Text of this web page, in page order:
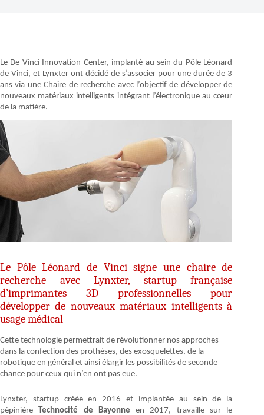
Le De Vinci Innovation Center, implanté au sein du Pôle Léonard
de Vinci, et Lynxter ont décidé de s’associer pour une durée de 3
ans via une Chaire de recherche avec l’objectif de développer de
nouveaux matériaux intelligents intégrant l’électronique au cœur
de la matière.
Le Pôle Léonard de Vinci signe une chaire de
recherche avec Lynxter, startup française
d’imprimantes 3D professionnelles pour
développer de nouveaux matériaux intelligents à
usage médical
Cette technologie permettrait de révolutionner nos approches
dans la confection des prothèses, des exosquelettes, de la
robotique en général et ainsi élargir les possibilités de seconde
chance pour ceux qui n’en ont pas eue.
Lynxter, startup créée en 2016 et implantée au sein de la
pépinière
Technocité de Bayonneen 2017, travaille sur le